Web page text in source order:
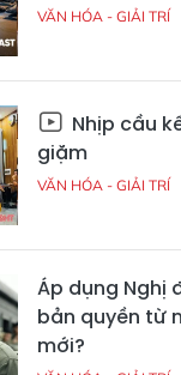
VĂN HÓA - GIẢI TRÍ
Nhịp cầu
giặm
VĂN HÓA - GIẢI TRÍ
Áp dụng Nghị
bản quyền từ
mới?